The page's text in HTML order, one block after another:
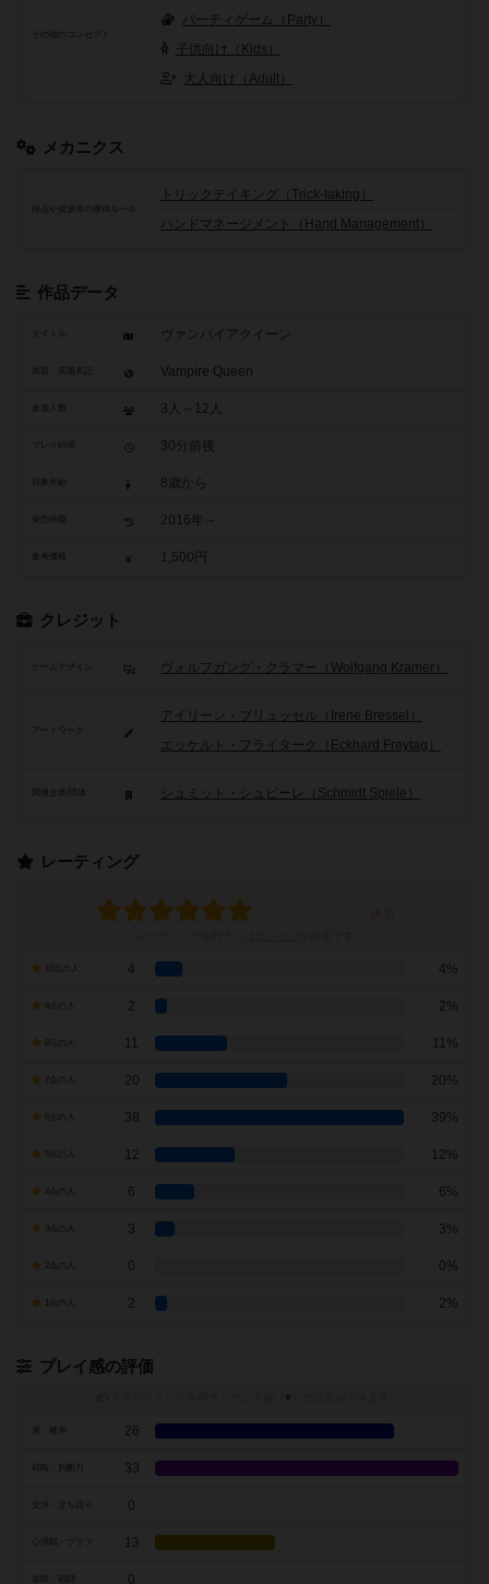
その他のコンセプト
パーティゲーム（Party）
子供向け（Kids）
大人向け（Adult）
メカニクス
トリックテイキング（Trick-taking）
ハンドマネージメント（Hand Management）
作品データ
タイトル ヴァンパイアクイーン
Vampire Queen
参加人数 3人～12人
30分前後
8歳から
2016年～
参考価格 1,500円
クレジット
ゲームデザイン ヴォルフガング・クラマー（Wolfgang Kramer）
アートワーク
アイリーン・ブリュッセル（Irene Bressel）
エッケルト・フライターク（Eckhard Freytag）
シュミット・シュピーレ（Schmidt Spiele）
レーティング
4 4%
2 2%
11 11%
7点の人 20 20%
38 39%
12 12%
6 6%
3 3%
0 0%
2 2%
プレイ感の評価
※
26
戦略・判断力 33
0
13
0